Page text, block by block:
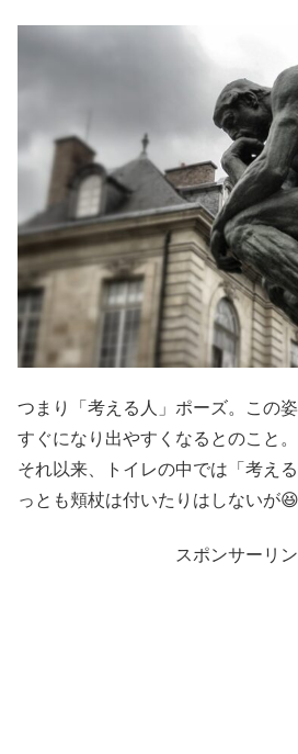
つまり「考える人」ポーズ。この
すぐになり出やすくなるとのこと。
それ以来、トイレの中では「考え
っとも頬杖は付いたりはしないが😆
スポンサーリ